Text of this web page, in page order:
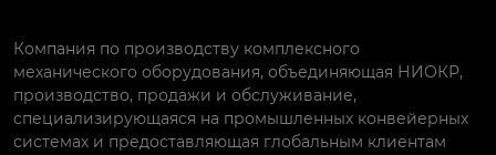
Компания по производству комплексного
механического оборудования, объединяющая НИОКР,
производство, продажи и обслуживание,
специализирующаяся на промышленных конвейерных
системах и предоставляющая глобальным клиентам